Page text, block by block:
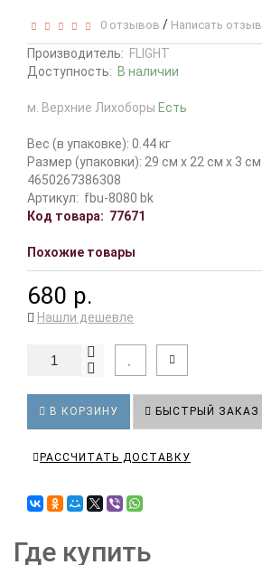
0 отзывов / Написать отзыв
Производитель: FLIGHT
Доступность: В наличии
м. Верхние Лихоборы Есть
Вес (в упаковке): 0.44 кг
Размер (упаковки): 29 см x 22 см x 3 см
4650267386308
Артикул: fbu-8080 bk
Код товара: 77671
Похожие товары
680 р.
Нашли дешевле
В КОРЗИНУ БЫСТРЫЙ ЗАКАЗ
РАССЧИТАТЬ ДОСТАВКУ
Где купить